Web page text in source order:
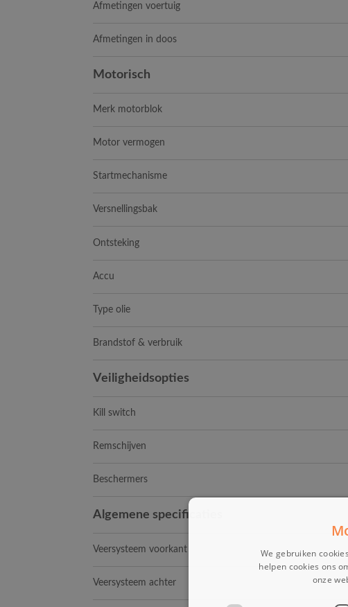
Afmetingen voertuig
Afmetingen in doos
Motorisch
Merk motorblok
Motor vermogen
Startmechanisme
Versnellingsbak
Ontsteking
Accu
Type olie
Brandstof & verbruik
Veiligheidsopties
Kill switch
Remschijven
Beschermers
Algemene specificaties
Veersysteem voorkant
Veersysteem achter
We gebruiken
helpen cookies ons
onze